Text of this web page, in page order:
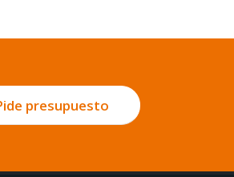
presupuesto